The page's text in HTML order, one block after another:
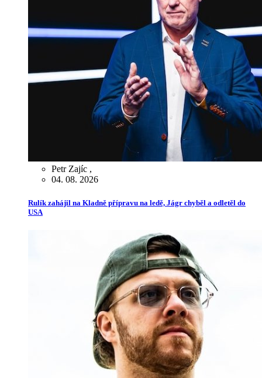
Petr Zajíc ,
04. 08. 2026
Rulík zahájil na Kladně přípravu na ledě, Jágr chyběl a odletěl do
USA